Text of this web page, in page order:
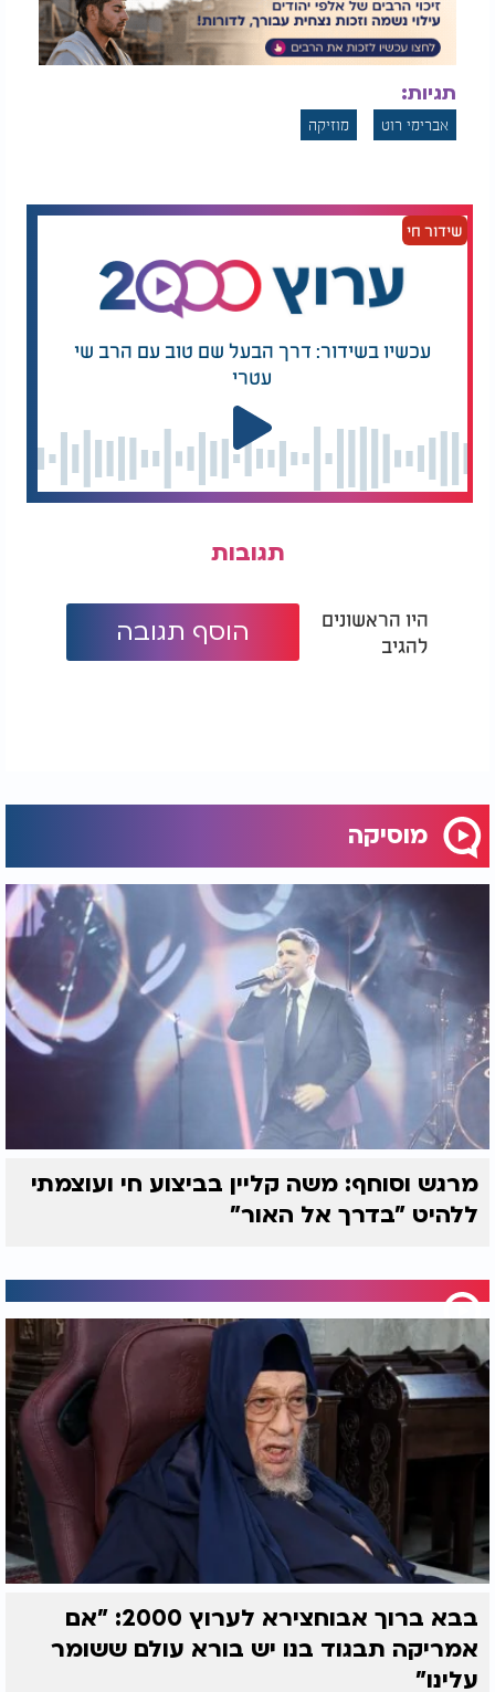
תגיות:
אברימי רוט מוזיקה
שידור חי
עכשיו בשידור: דרך הבעל שם טוב עם הרב שי
עטרי
תגובות
היו הראשונים
להגיב
הוסף תגובה
מוסיקה
מרגש וסוחף: משה קליין בביצוע חי ועוצמתי
ללהיט "בדרך אל האור"
בבא ברוך אבוחצירא לערוץ 2000: "אם
אמריקה תבגוד בנו יש בורא עולם ששומר
עלינו"